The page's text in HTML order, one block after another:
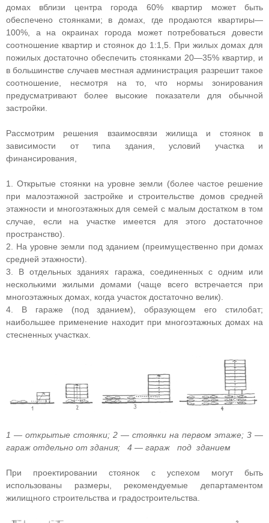
домах вблизи центра города 60% квартир может быть
обеспечено стоянками; в домах, где продаются квартиры—
100%, а на окраинах города может потребоваться довести
соотношение квартир и стоянок до 1:1,5. При жилых домах для
пожилых достаточно обеспечить стоянками 20—35% квартир, и
в большинстве случаев местная администрация разрешит такое
соотношение, несмотря на то, что нормы зонирования
предусматривают более высокие показатели для обычной
застройки.
Рассмотрим решения взаимосвязи жилища и стоянок в
зависимости от типа здания, условий участка и
финансирования,
1. Открытые стоянки на уровне земли (более частое решение
при малоэтажной застройке и строительстве домов средней
этажности и многоэтажных для семей с малым достатком в том
случае, если на участке имеется для этого достаточное
пространство).
2. На уровне земли под зданием (преимущественно при домах
средней этажности).
3. В отдельных зданиях гаража, соединенных с одним или
несколькими жилыми домами (чаще всего встречается при
многоэтажных домах, когда участок достаточно велик).
4. В гараже (под зданием), образующем его стилобат;
наибольшее применение находит при многоэтажных домах на
стесненных участках.
1 — открытые стоянки; 2 — стоянки на первом этаже; 3 —
гараж отдельно от здания; 4 — гараж под зданием
При проектировании стоянок с успехом могут быть
использованы размеры, рекомендуемые департаментом
жилищного строительства и градостроительства.